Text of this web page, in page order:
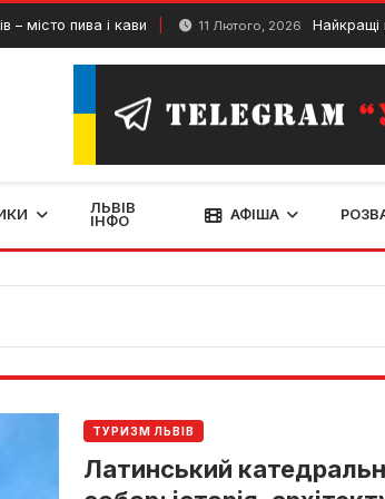
пива і кави 11 Лютого, 2026 Найкращі місця
ЛЬВІВ
ІНФО
АФІША
ТУРИЗМ ЛЬВІВ
Латинський